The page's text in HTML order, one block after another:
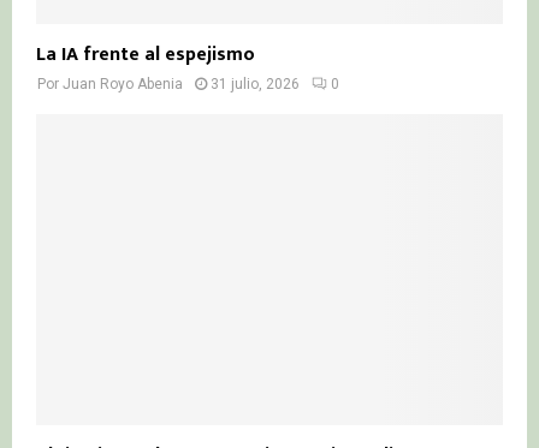
La IA frente al espejismo
Por Juan Royo Abenia 31 julio, 2026 0